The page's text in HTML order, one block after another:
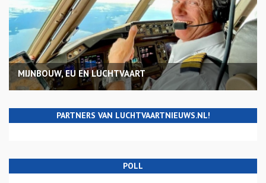
MIJNBOUW, EU EN LUCHTVAART
PARTNERS VAN LUCHTVAARTNIEUWS.NL!
POLL